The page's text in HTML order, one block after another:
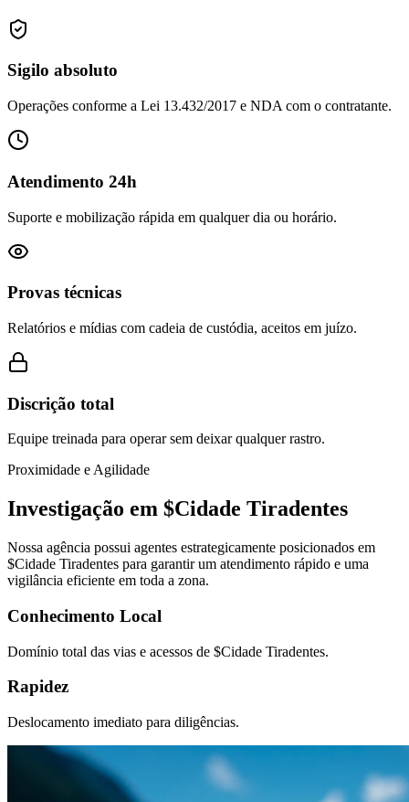
Sigilo absoluto
Operações conforme a Lei 13.432/2017 e NDA com o contratante.
Atendimento 24h
Suporte e mobilização rápida em qualquer dia ou horário.
Provas técnicas
Relatórios e mídias com cadeia de custódia, aceitos em juízo.
Discrição total
Equipe treinada para operar sem deixar qualquer rastro.
Proximidade e Agilidade
Investigação em $Cidade Tiradentes
Nossa agência possui agentes estrategicamente posicionados em
$Cidade Tiradentes para garantir um atendimento rápido e uma
vigilância eficiente em toda a zona.
Conhecimento Local
Domínio total das vias e acessos de $Cidade Tiradentes.
Rapidez
Deslocamento imediato para diligências.